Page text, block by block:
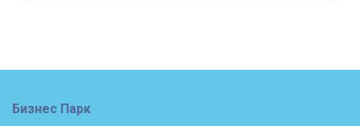
Бизнес Парк